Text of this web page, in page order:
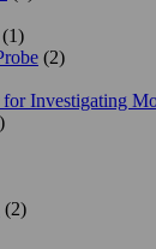
(1)
(2)
for Investigating
(2)